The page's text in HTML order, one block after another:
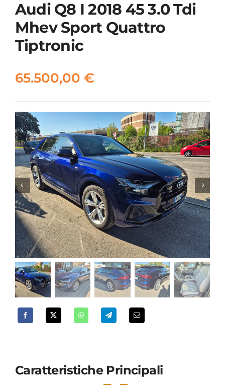
Audi Q8 I 2018 45 3.0 Tdi
Mhev Sport Quattro
Tiptronic
65.500,00 €
 
Caratteristiche Principali